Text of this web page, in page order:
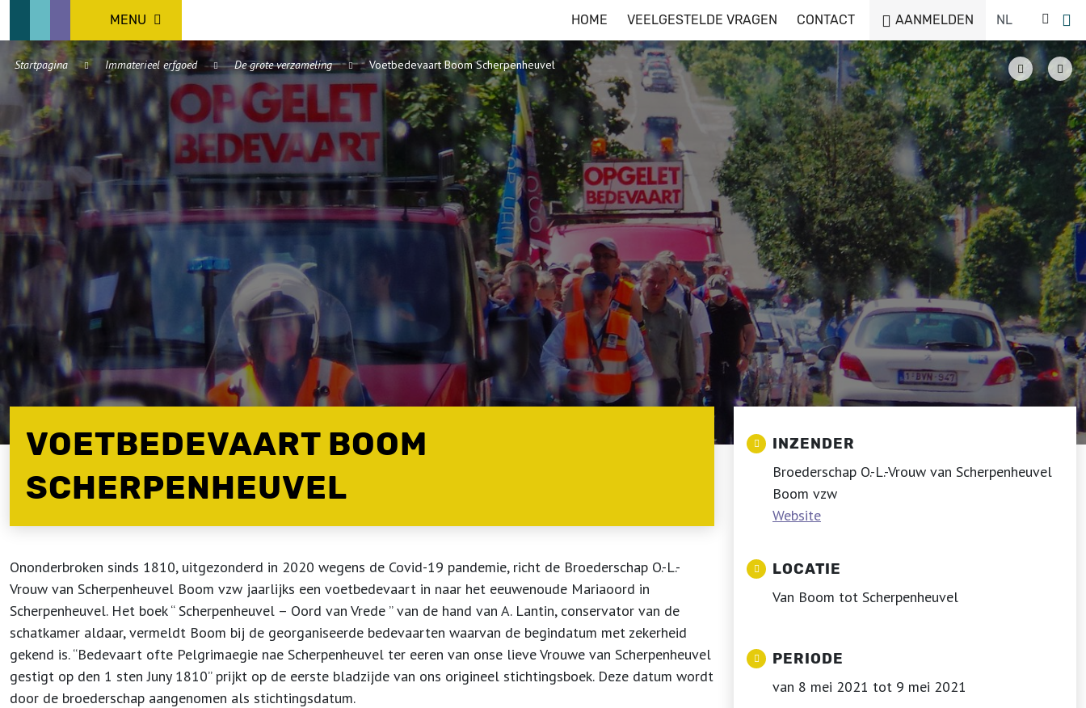
MENU HOME VEELGESTELDE VRAGEN CONTACT AANMELDEN
Startpagina Immaterieel erfgoed De grote verzameling Voetbedevaart Boom Scherpenheuvel
VOETBEDEVAART BOOM
SCHERPENHEUVEL
Ononderbroken sinds 1810, uitgezonderd in 2020 wegens de Covid-19 pandemie, richt de Broederschap O.-L.-
Vrouw van Scherpenheuvel Boom vzw jaarlijks een voetbedevaart in naar het eeuwenoude Mariaoord in
Scherpenheuvel. Het boek “ Scherpenheuvel – Oord van Vrede ” van de hand van A. Lantin, conservator van de
schatkamer aldaar, vermeldt Boom bij de georganiseerde bedevaarten waarvan de begindatum met zekerheid
gekend is. “Bedevaart ofte Pelgrimaegie nae Scherpenheuvel ter eeren van onse lieve Vrouwe van Scherpenheuvel
gestigt op den 1 sten Juny 1810” prijkt op de eerste bladzijde van ons origineel stichtingsboek. Deze datum wordt
door de broederschap aangenomen als stichtingsdatum.
INZENDER
Broederschap O.-L.-Vrouw van Scherpenheuvel
Boom vzw
Website
LOCATIE
Van Boom tot Scherpenheuvel
PERIODE
van 8 mei 2021 tot 9 mei 2021